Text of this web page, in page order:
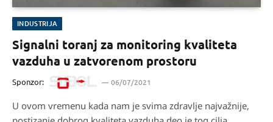
INDUSTRIJA
Signalni toranj za monitoring kvaliteta
vazduha u zatvorenom prostoru
Sponzor: 06/07/2021
U ovom vremenu kada nam je svima zdravlje najvažnije,